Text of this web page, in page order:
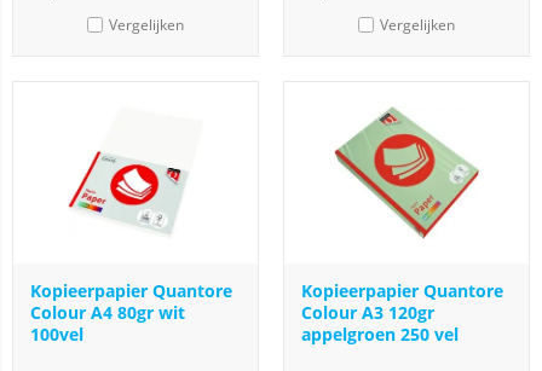
Vergelijken Vergelijken
Kopieerpapier Quantore
Colour A4 80gr wit
100vel
Kopieerpapier Quantore
Colour A3 120gr
appelgroen 250 vel